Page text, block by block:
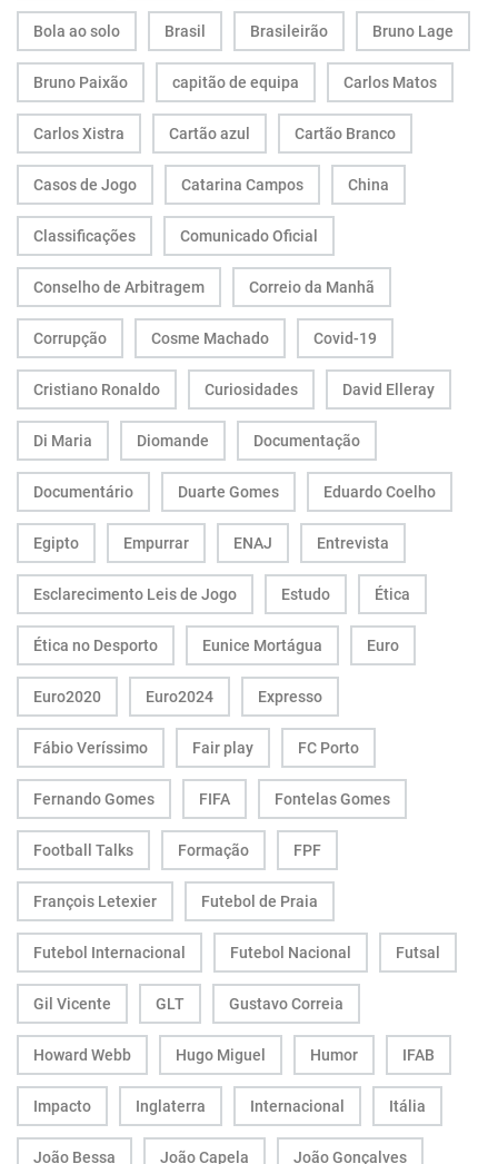
Bola ao solo Brasil Brasileirão Bruno Lage
Bruno Paixão capitão de equipa Carlos Matos
Carlos Xistra Cartão azul Cartão Branco
Casos de Jogo Catarina Campos China
Classificações Comunicado Oficial
Conselho de Arbitragem Correio da Manhã
Corrupção Cosme Machado Covid-19
Cristiano Ronaldo Curiosidades David Elleray
Di Maria Diomande Documentação
Documentário Duarte Gomes Eduardo Coelho
Egipto Empurrar ENAJ Entrevista
Esclarecimento Leis de Jogo Estudo Ética
Ética no Desporto Eunice Mortágua Euro
Euro2020 Euro2024 Expresso
Fábio Veríssimo Fair play FC Porto
Fernando Gomes FIFA Fontelas Gomes
Football Talks Formação FPF
François Letexier Futebol de Praia
Futebol Internacional Futebol Nacional Futsal
Gil Vicente GLT Gustavo Correia
Howard Webb Hugo Miguel Humor IFAB
Impacto Inglaterra Internacional Itália
João Bessa João Capela João Gonçalves